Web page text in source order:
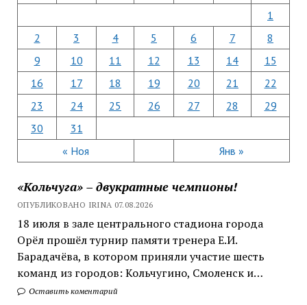
« Ноя Янв »
1
2
3 4 5 6 7
8
9
10 11 12 13 14
15
16
17 18 19 20 21
22
23
24 25 26 27 28
29
30
31
«Кольчуга» – двукратные чемпионы!
ОПУБЛИКОВАНО IRINA 07.08.2026
18 июля в зале центрального стадиона города
Орёл прошёл турнир памяти тренера Е.И.
Барадачёва, в котором приняли участие шесть
команд из городов: Кольчугино, Смоленск и…
Оставить коментарий